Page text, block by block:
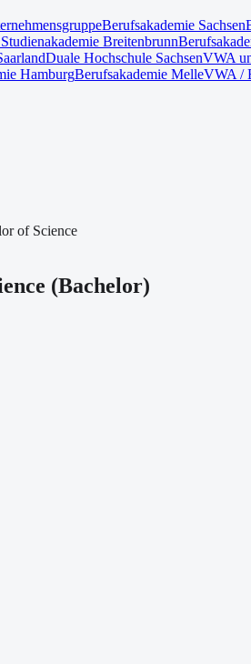
Berufsakademie Sachsen
Breitenbrunn
Duale Hochschule SachsenVWA
HamburgBerufsakademie MelleVWA /
of Science
(Bachelor)